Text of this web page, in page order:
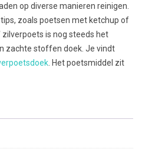
op diverse manieren reinigen.
zoals poetsen met ketchup of
zilverpoets is nog steeds het
zachte stoffen doek. Je vindt
. Het poetsmiddel zit